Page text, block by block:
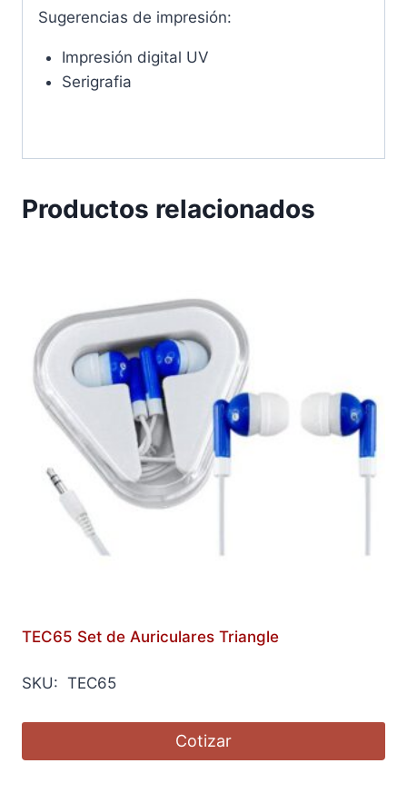
Sugerencias de impresión:
Impresión digital UV
Serigrafia
Productos relacionados
TEC65 Set de Auriculares Triangle
SKU: TEC65
Cotizar